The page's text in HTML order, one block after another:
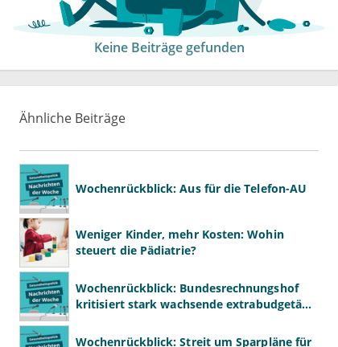
Keine Beiträge gefunden
Ähnliche Beiträge
Wochenrückblick: Aus für die Telefon-AU
Weniger Kinder, mehr Kosten: Wohin
steuert die Pädiatrie?
Wochenrückblick: Bundesrechnungshof
kritisiert stark wachsende extrabudgetäre
Wochenrückblick: Streit um Sparpläne für